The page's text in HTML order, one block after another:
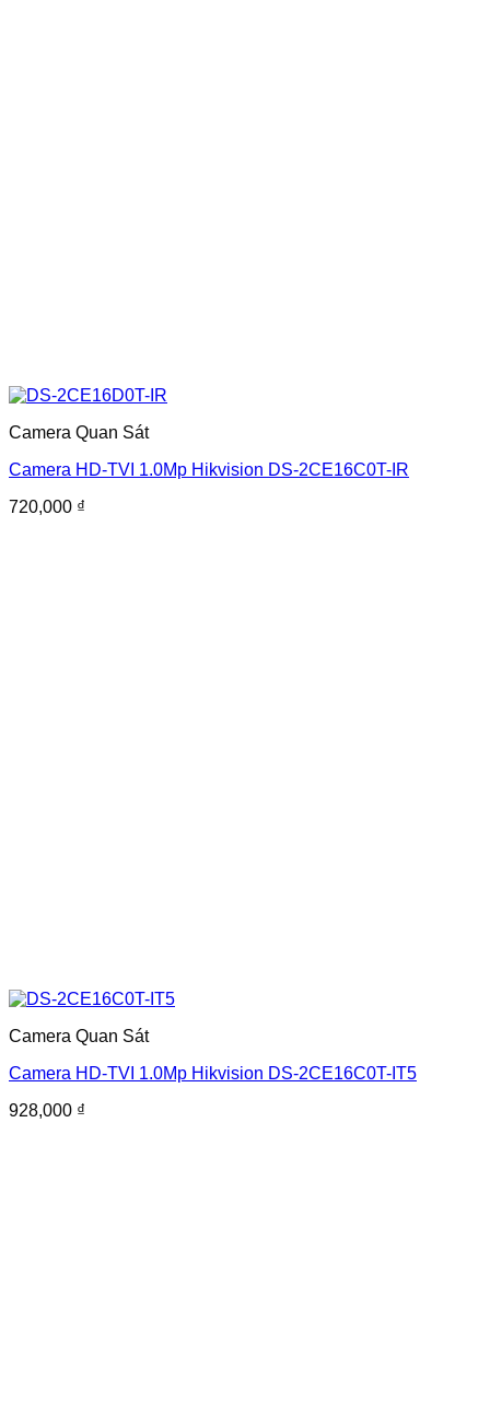
Camera Quan Sát
Camera HD-TVI 1.0Mp Hikvision DS-2CE16C0T-IR
720,000 ₫
Camera Quan Sát
Camera HD-TVI 1.0Mp Hikvision DS-2CE16C0T-IT5
928,000 ₫